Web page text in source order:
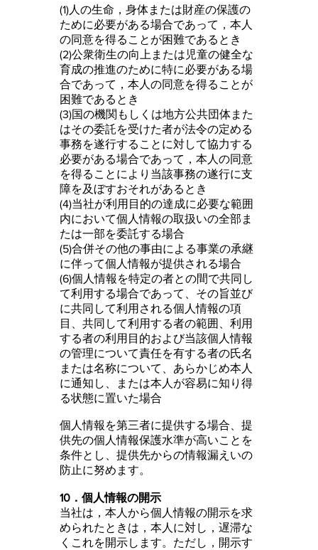
(1)人の生命，身体または財産の保護の
ために必要がある場合であって，本人
の同意を得ることが困難であるとき
(2)公衆衛生の向上または児童の健全な
育成の推進のために特に必要がある場
合であって，本人の同意を得ることが
困難であるとき
(3)国の機関もしくは地方公共団体また
はその委託を受けた者が法令の定める
事務を遂行することに対して協力する
必要がある場合であって，本人の同意
を得ることにより当該事務の遂行に支
障を及ぼすおそれがあるとき
(4)当社が利用目的の達成に必要な範囲
内において個人情報の取扱いの全部ま
たは一部を委託する場合
(5)合併その他の事由による事業の承継
に伴って個人情報が提供される場合
(6)個人情報を特定の者との間で共同し
て利用する場合であって、その旨並び
に共同して利用される個人情報の項
目、共同して利用する者の範囲、利用
する者の利用目的および当該個人情報
の管理について責任を有する者の氏名
または名称について、あらかじめ本人
に通知し、または本人が容易に知り得
る状態に置いた場合
個人情報を第三者に提供する場合、提
供先の個人情報保護水準が高いことを
条件とし、提供先からの情報漏えいの
防止に努めます。
10．個人情報の開示
当社は，本人から個人情報の開示を求
められたときは，本人に対し，遅滞な
くこれを開示します。ただし，開示す